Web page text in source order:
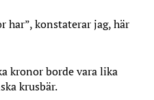
har”, konstaterar jag, här
kronor borde vara lika
krusbär.